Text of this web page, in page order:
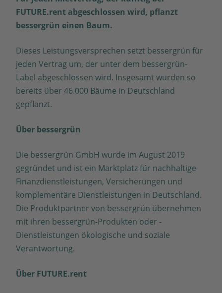
FUTURE.rent abgeschlossen wird, pflanzt
bessergrün einen Baum.
Dieses Leistungsversprechen setzt bessergrün für
jeden Vertrag um, der unter dem bessergrün-
Label abgeschlossen wird. Insgesamt wurden so
bereits über 46.000 Bäume in Deutschland
gepflanzt.
Über bessergrün
Die bessergrün GmbH wurde im August 2019
gegründet und ist ein Marktplatz für nachhaltige
Finanzdienstleistungen, Versicherungen und
komplementäre Dienstleistungen in Deutschland.
Die Produktpartner von bessergrün übernehmen
mit ihren bessergrün-Produkten oder -
Dienstleistungen ökologische und soziale
Verantwortung.
Über FUTURE.rent